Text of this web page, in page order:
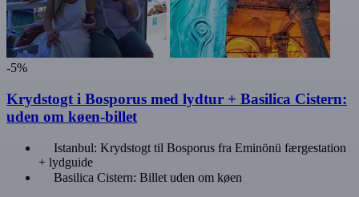
-5%
Krydstogt i Bosporus med lydtur + Basilica Cistern:
uden om køen-billet
Istanbul: Krydstogt til Bosporus fra Eminönü færgestation
+ lydguide
Basilica Cistern: Billet uden om køen